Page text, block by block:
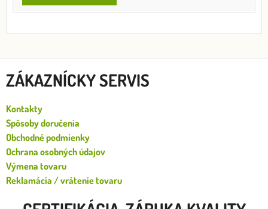
ZÁKAZNÍCKY SERVIS
Kontakty
Spôsoby doručenia
Obchodné podmienky
Ochrana osobných údajov
Výmena tovaru
Reklamácia / vrátenie tovaru